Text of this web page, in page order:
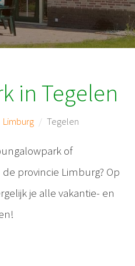
in Tegelen
Limburg Tegelen
of
provincie Limburg? Op
je alle vakantie- en